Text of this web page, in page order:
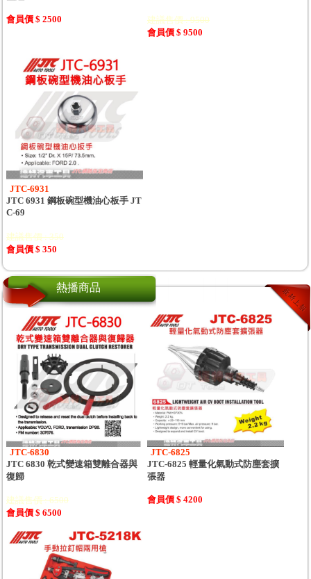
會員價 $ 2500
建議售價 : 9500
會員價 $ 9500
JTC-6931
JTC 6931 鋼板碗型機油心板手 JT
C-69
建議售價 : 350
會員價 $ 350
熱播商品
JTC-6830
JTC 6830 乾式變速箱雙離合器與
復歸
建議售價 : 6500
會員價 $ 6500
JTC-6825
JTC-6825 輕量化氣動式防塵套擴
張器
會員價 $ 4200